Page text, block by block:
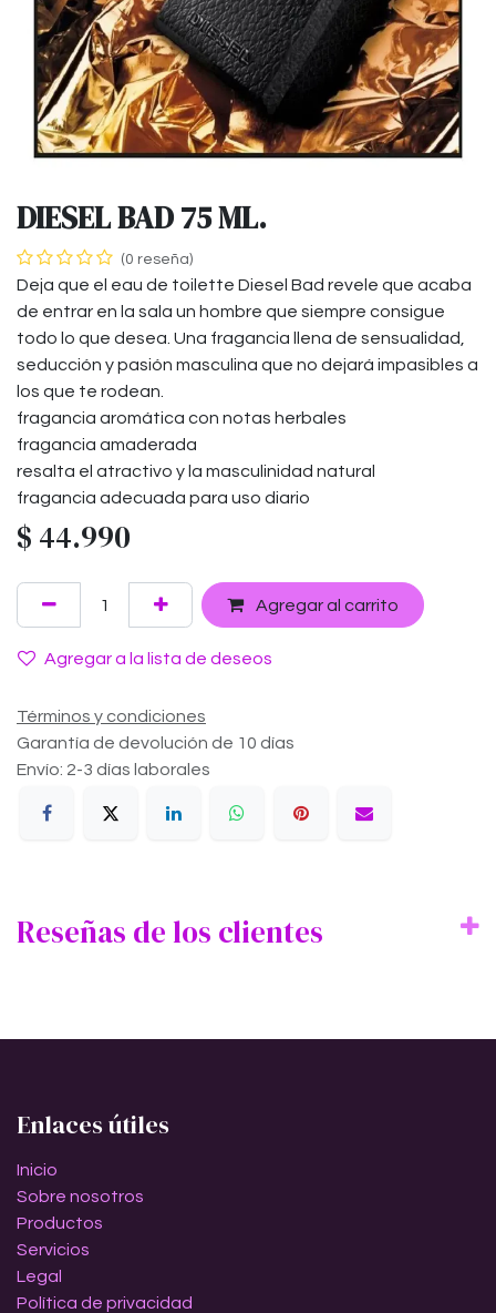
DIESEL BAD 75 ML.
(0 reseña)
Deja que el eau de toilette Diesel Bad revele que acaba
de entrar en la sala un hombre que siempre consigue
todo lo que desea. Una fragancia llena de sensualidad,
seducción y pasión masculina que no dejará impasibles a
los que te rodean.
fragancia aromática con notas herbales
fragancia amaderada
resalta el atractivo y la masculinidad natural
fragancia adecuada para uso diario
$ 44.990
Agregar al carrito
Agregar a la lista de deseos
Términos y condiciones
Garantía de devolución de 10 días
Envío: 2-3 días laborales
Reseñas de los clientes
Enlaces útiles
Inicio
Sobre nosotros
Productos
Servicios
Legal
Política de privacidad